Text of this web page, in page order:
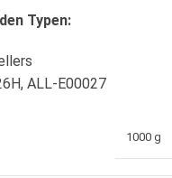
Typen:
ALL-E00027
1000 g